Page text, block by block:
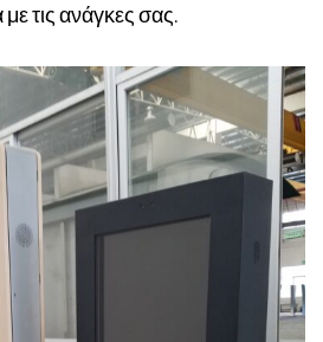
τις ανάγκες σας.